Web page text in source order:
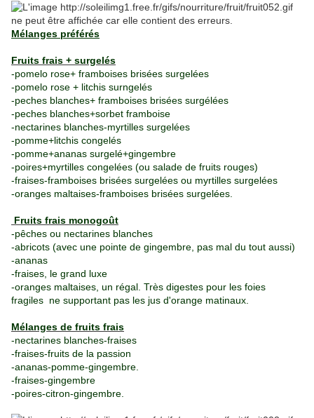
Mélanges préférés
Fruits frais + surgelés
-pomelo rose+ framboises brisées surgelées
-pomelo rose + litchis surngelés
-peches blanches+ framboises brisées surgélées
-peches blanches+sorbet framboise
-nectarines blanches-myrtilles surgelées
-pomme+litchis congelés
-pomme+ananas surgelé+gingembre
-poires+myrtilles congelées (ou salade de fruits rouges)
-fraises-framboises brisées surgelées ou myrtilles surgelées
-oranges maltaises-framboises brisées surgelées.
Fruits frais monogoût
-pêches ou nectarines blanches
-abricots (avec une pointe de gingembre, pas mal du tout aussi)
-ananas
-fraises, le grand luxe
-oranges maltaises, un régal. Très digestes pour les foies
fragiles ne supportant pas les jus d'orange matinaux.
Mélanges de fruits frais
-nectarines blanches-fraises
-fraises-fruits de la passion
-ananas-pomme-gingembre.
-fraises-gingembre
-poires-citron-gingembre.